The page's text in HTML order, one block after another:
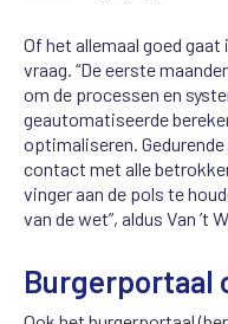
Of het allemaal goed
vraag. “De eerste
om de processen en
geautomatiseerde
optimaliseren.
contact met alle
vinger aan de pols te
van de wet”, aldus Van ’t
Burgerportaal